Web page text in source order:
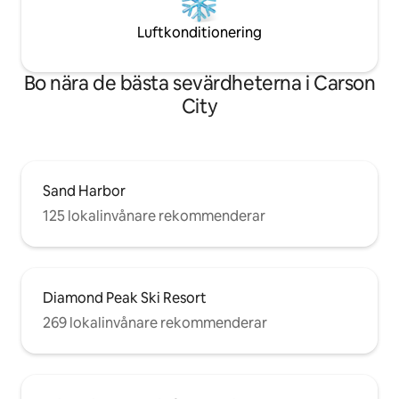
Luftkonditionering
Bo nära de bästa sevärdheterna i Carson
City
Sand Harbor
125 lokalinvånare rekommenderar
Diamond Peak Ski Resort
269 lokalinvånare rekommenderar